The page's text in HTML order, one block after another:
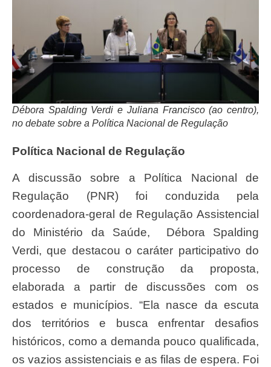
Débora Spalding Verdi e Juliana Francisco (ao centro),
no debate sobre a Política Nacional de Regulação
Política Nacional de Regulação
A discussão sobre a Política Nacional de
Regulação (PNR) foi conduzida pela
coordenadora-geral de Regulação Assistencial
do Ministério da Saúde, Débora Spalding
Verdi, que destacou o caráter participativo do
processo de construção da proposta,
elaborada a partir de discussões com os
estados e municípios. “Ela nasce da escuta
dos territórios e busca enfrentar desafios
históricos, como a demanda pouco qualificada,
os vazios assistenciais e as filas de espera. Foi